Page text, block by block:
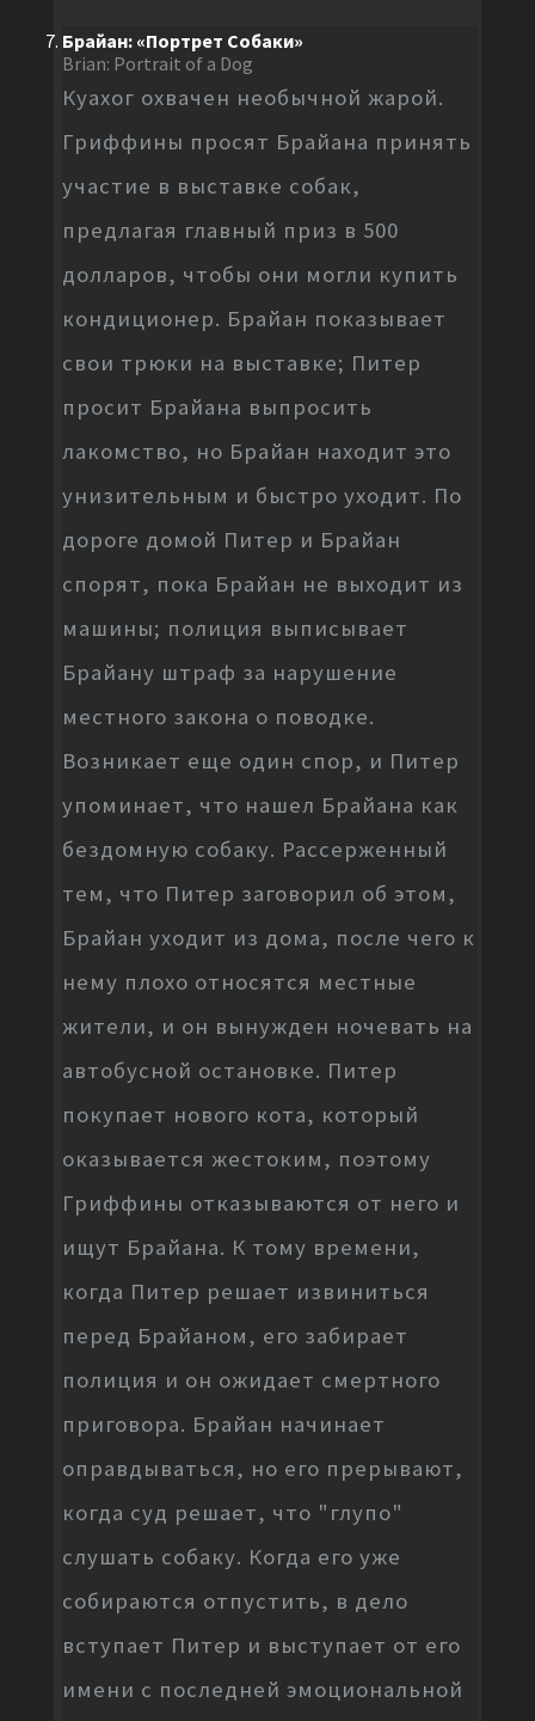
Брайан: «Портрет Собаки»
Brian: Portrait of a Dog
Куахог охвачен необычной жарой.
Гриффины просят Брайана принять
участие в выставке собак,
предлагая главный приз в 500
долларов, чтобы они могли купить
кондиционер. Брайан показывает
свои трюки на выставке; Питер
просит Брайана выпросить
лакомство, но Брайан находит это
унизительным и быстро уходит. По
дороге домой Питер и Брайан
спорят, пока Брайан не выходит из
машины; полиция выписывает
Брайану штраф за нарушение
местного закона о поводке.
Возникает еще один спор, и Питер
упоминает, что нашел Брайана как
бездомную собаку. Рассерженный
тем, что Питер заговорил об этом,
Брайан уходит из дома, после чего к
нему плохо относятся местные
жители, и он вынужден ночевать на
автобусной остановке. Питер
покупает нового кота, который
оказывается жестоким, поэтому
Гриффины отказываются от него и
ищут Брайана. К тому времени,
когда Питер решает извиниться
перед Брайаном, его забирает
полиция и он ожидает смертного
приговора. Брайан начинает
оправдываться, но его прерывают,
когда суд решает, что "глупо"
слушать собаку. Когда его уже
собираются отпустить, в дело
вступает Питер и выступает от его
имени с последней эмоциональной